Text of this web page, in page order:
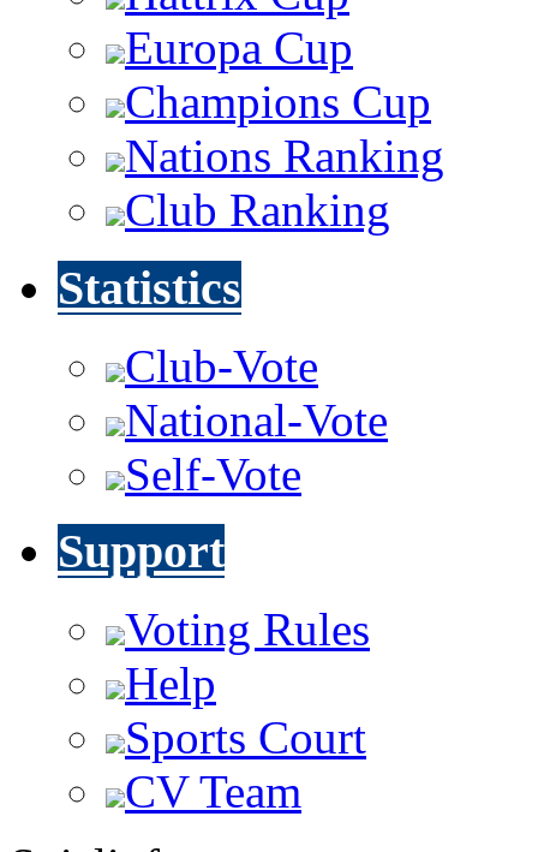
Europa Cup
Champions Cup
Nations Ranking
Club Ranking
Statistics
Club-Vote
National-Vote
Self-Vote
Support
Voting Rules
Help
Sports Court
CV Team